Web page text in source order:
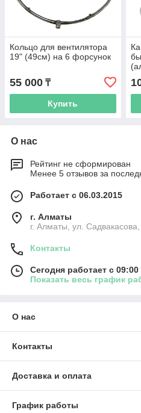
Кольцо для вентилятора
19" (49см) на 6 форсунок
55 000 ₸
Купить
О нас
Рейтинг не сформирован
Менее 5 отзывов за
Работает с 06.03.2015
г. Алматы
г. Алматы, ул.
Контакты
Сегодня работает с
Показать весь график
О нас
Контакты
Доставка и оплата
График работы